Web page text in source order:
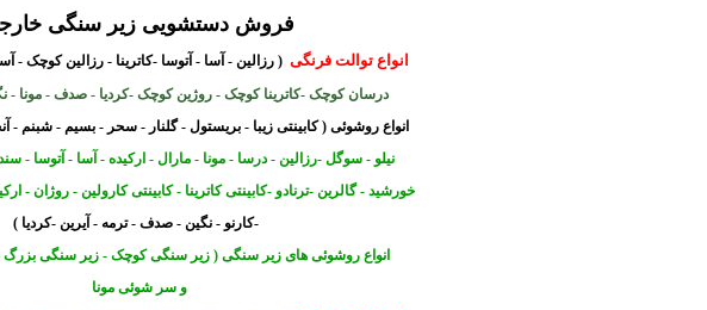
فروش دستشویی زیر سنگی
انواع توالت فرنگی ( رزالین - آسا - آتوسا -کاترینا - رزالین کوچک
درسان کوچک -کاترینا کوچک - روژین کوچک -کردیا - صدف - مونا -
انواع روشوئی ( کابینتی زیبا - بریستول - گلنار - سحر - بسیم - شبنم
نیلو - سوگل -رزالین - درسا - مونا - مارال - ارکیده - آسا - آتوسا
خورشید - گالرین -ترنادو -کابینتیکاترینا - کابینتی کارولین - روژان - ارکید -
-کارنو - نگین - صدف - ترمه - آیرین -کردیا )
انواع روشوئی های زیر سنگی ( زیر سنگی کوچک - زیر سنگی
و سر شوئی مونا